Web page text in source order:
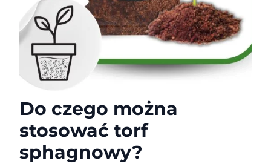
Do czego można
stosować torf
sphagnowy?